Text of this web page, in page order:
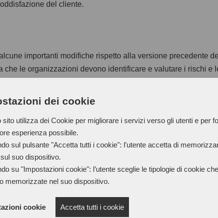
dei cookie
sito utilizza dei Cookie per migliorare i servizi verso gli utenti e per
esperienza possibile.
sul pulsante "Accetta tutti i cookie": l’utente accetta di
suo dispositivo.
su "Impostazioni cookie": l’utente sceglie le tipologie di cookie che
memorizzate nel suo dispositivo.
cookie Accetta tutti i cookie
del cliente.
importanti modifiche rispetto alla versione precedente
che le organizzazioni devono identificare e valutare i rischi
nel tempo. Questo approccio permette di
e a migliorare la performance complessiva
focus sulla leadership e il coinvolgimento della direzione. La
alta dirigenza nella gestione della qualità. I leader
della qualità che coinvolga tutti i membri del team. Questo